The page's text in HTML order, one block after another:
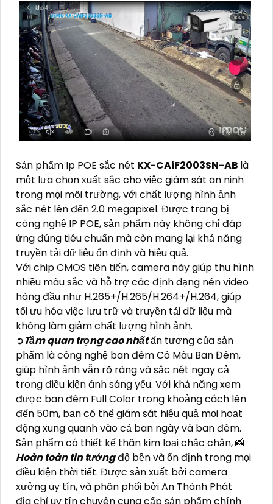
Sản phẩm Ip POE sắc nét KX-CAiF2003SN-AB là
một lựa chọn xuất sắc cho việc giám sát an ninh
trong mọi môi trường, với chất lượng hình ảnh
sắc nét lên đến 2.0 megapixel. Được trang bị
công nghệ IP POE, sản phẩm này không chỉ đáp
ứng đúng tiêu chuẩn mà còn mang lại khả năng
truyền tải dữ liệu ổn định và hiệu quả.
Với chip CMOS tiên tiến, camera này giúp thu hình
nhiều màu sắc và hỗ trợ các định dạng nén video
hàng đầu như H.265+/H.265/H.264+/H.264, giúp
tối ưu hóa việc lưu trữ và truyền tải dữ liệu mà
không làm giảm chất lượng hình ảnh.
➲Tầm quan trọng cao nhấtấn tượng của sản
phẩm là công nghệ ban đêm Có Màu Ban Đêm,
giúp hình ảnh vẫn rõ ràng và sắc nét ngay cả
trong điều kiện ánh sáng yếu. Với khả năng xem
được ban đêm Full Color trong khoảng cách lên
đến 50m, bạn có thể giám sát hiệu quả mọi hoạt
động xung quanh vào cả ban ngày và ban đêm.
Sản phẩm có thiết kế thân kim loại chắc chắn, 📸
Hoàn toàn tin tưởngđộ bền và ổn định trong mọi
điều kiện thời tiết. Được sản xuất bởi camera
xưởng uy tín, và phân phối bởi An Thành Phát
địa chỉ uy tín chuyên cung cấp sản phẩm chính